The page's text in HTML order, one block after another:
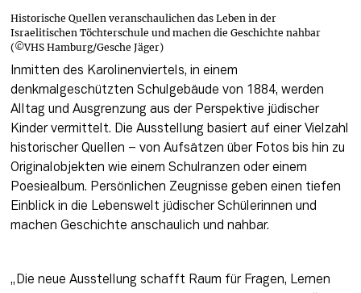
Historische Quellen veranschaulichen das Leben in der
Israelitischen Töchterschule und machen die Geschichte nahbar
(©VHS Hamburg/Gesche Jäger)
Inmitten des Karolinenviertels, in einem
denkmalgeschützten Schulgebäude von 1884, werden
Alltag und Ausgrenzung aus der Perspektive jüdischer
Kinder vermittelt. Die Ausstellung basiert auf einer Vielzahl
historischer Quellen – von Aufsätzen über Fotos bis hin zu
Originalobjekten wie einem Schulranzen oder einem
Poesiealbum. Persönlichen Zeugnisse geben einen tiefen
Einblick in die Lebenswelt jüdischer Schülerinnen und
machen Geschichte anschaulich und nahbar.
„Die neue Ausstellung schafft Raum für Fragen, Lernen